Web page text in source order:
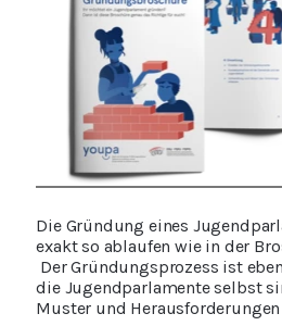
Die Gründung eines
exakt so ablaufen wie in der
Der Gründungsprozess ist
die Jugendparlamente selbst
Muster und